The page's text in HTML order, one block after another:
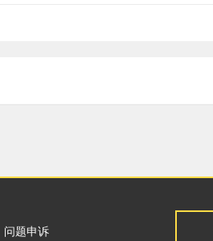
问题申诉